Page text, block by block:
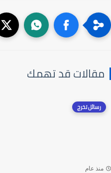
مقالات قد تهمك
رسائل تخرج
منذ عام